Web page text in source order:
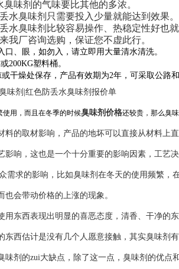
味剂的气味要比其他的多浓。
水臭味剂只需要投入少量就能达到效果。
水臭味剂比较容易操作、热稳定性好也
我厂咨询选购，保证您不虚此行。
口、眼，如勿入，请立即用大量清水清洗。
200KG塑料桶。
干燥处保存，产品有效期为2年，可采取公路
味剂|红色防丢水臭味剂报价单
使用，而且在冬季的时候臭味剂价格还较贵，那么臭
料的取材影响，产品的地坏可以直接从材料上
影响，这也是一个十分重要的影响因素，工艺
需求的影响，比如臭味剂在冬天的使用频繁
也会带动价格的上涨的现象。
用东西表现出明显的喜恶态度，清香、干净的
东西估计是没有几个人愿意接触，其实臭味剂
味剂的zui大缺点，除了这一点，臭味剂的优